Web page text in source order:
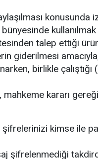
konusunda
talep ettiği
giderilmesi
birlikle
mahkeme kararı
kimse ile
şifrelenmediği